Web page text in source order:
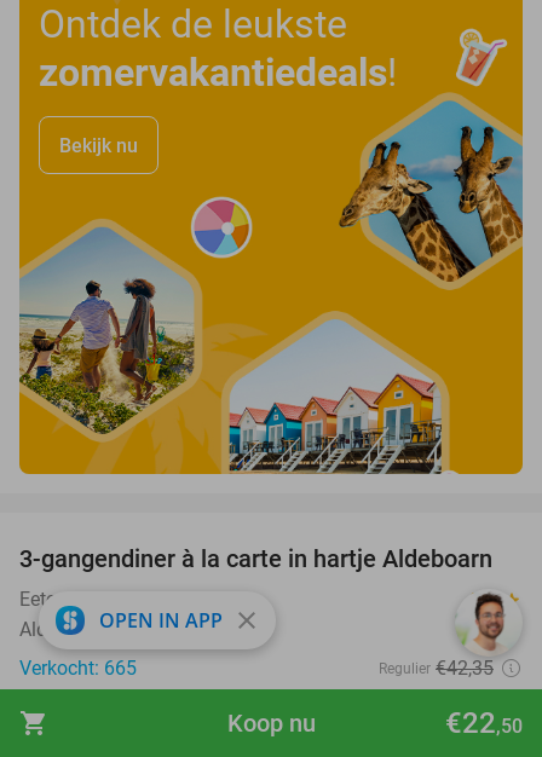
shopping_cart €22,50
Koop nu
Ontdek de leukste
zomervakantiedeals!
Bekijk nu
41%
3-gangendiner à la carte in hartje Aldeboarn
Eetcafé de Gondel 9.8star
Aldeboarn
Verkocht: 665
Regulier €42,35
favorite_border
OPEN IN APP close